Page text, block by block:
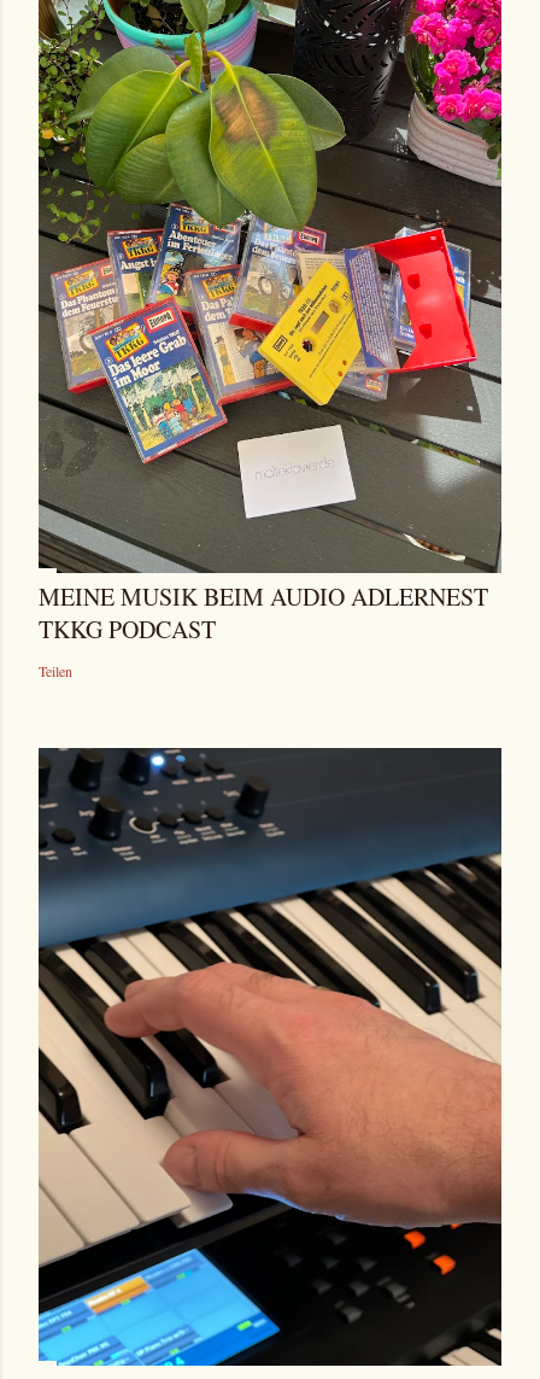
MEINE MUSIK BEIM AUDIO ADLERNEST
TKKG PODCAST
Teilen